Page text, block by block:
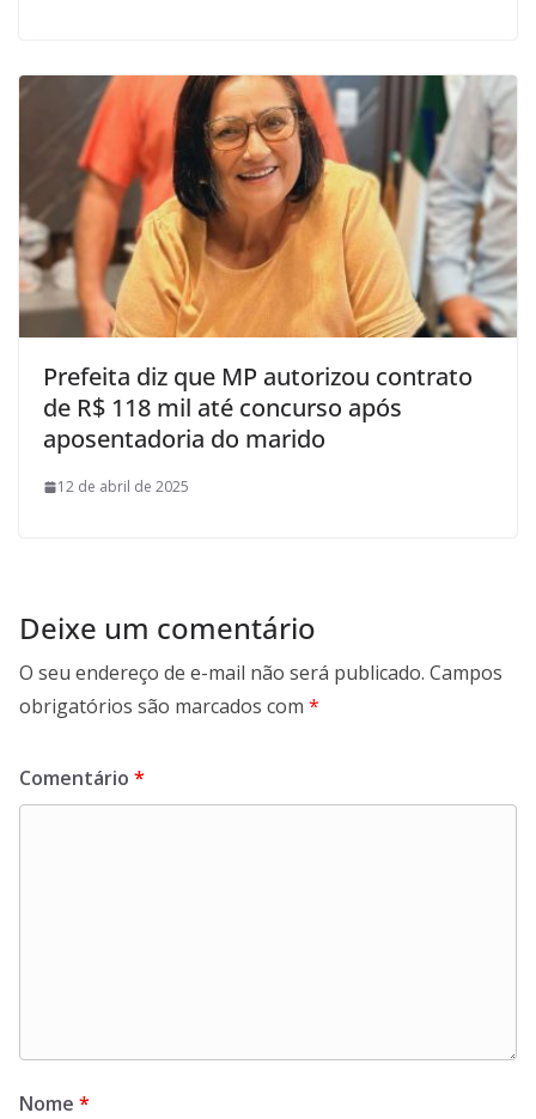
Prefeita diz que MP autorizou contrato
de R$ 118 mil até concurso após
aposentadoria do marido
12 de abril de 2025
Deixe um comentário
O seu endereço de e-mail não será publicado. Campos
obrigatórios são marcados com *
Comentário *
Nome *